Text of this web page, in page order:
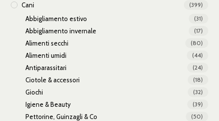
Cani (399)
Abbigliamento estivo (31)
Abbigliamento invernale (17)
Alimenti secchi (80)
Alimenti umidi (44)
Antiparassitari (24)
Ciotole & accessori (18)
Giochi (32)
Igiene & Beauty (39)
Pettorine, Guinzagli & Co (50)